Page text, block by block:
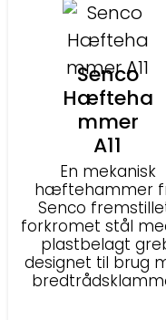
Senco
Hæfteha
mmer
A11
En mekanisk
hæftehammer
Senco
forkromet stål
plastbelagt
designet til brug